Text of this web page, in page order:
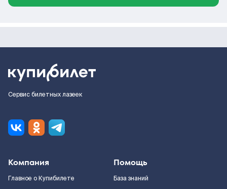
Сервис билетных лазеек
Компания
Главное о Купибилете
Помощь
База знаний